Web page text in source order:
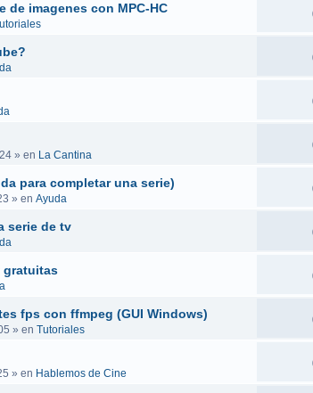
de imagenes con MPC-HC
» en La Cantina
para completar una serie)
» en Ayuda
serie de tv
gratuitas
fps con ffmpeg (GUI Windows)
» en Tutoriales
» en Hablemos de Cine